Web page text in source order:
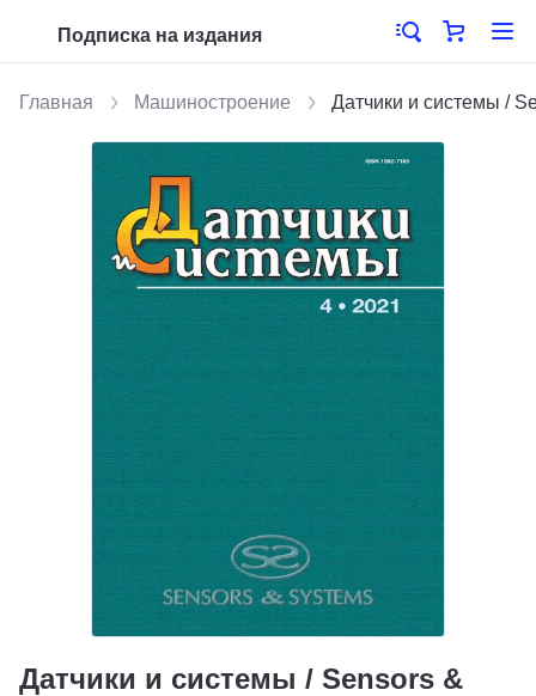
Подписка на издания
Главная Машиностроение Датчики и системы /
Датчики и системы / Sensors &